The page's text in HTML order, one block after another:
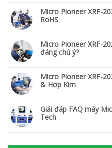
Micro Pioneer XRF-
RoHS
Micro Pioneer XRF-
đáng chú ý?
Micro Pioneer XRF-
& Hợp Kim
Giải đáp FAQ máy
Tech